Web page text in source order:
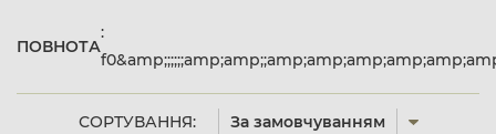
СОРТУВАННЯ: За замовчуванням
ПОВНОТА
: